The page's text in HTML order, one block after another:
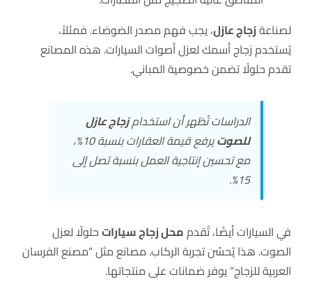
لصناعةزجاج عازل، يجب فهم مصدر الضوضاء. فمثلاً،
يُستخدم زجاج أسمك لعزل أصوات السيارات. هذه المصانع
تقدم حلولًا تضمن خصوصية المباني.
الدراسات تُظهر أن استخدامزجاج عازل
للصوت
يرفع قيمة العقارات بنسبة 10%،
مع تحسين إنتاجية العمل بنسبة تصل إلى
15%.
في السيارات أيضًا، تُقدممحل زجاج سياراتحلولًا لعزل
الصوت. هذا يُحسّن تجربة الركاب. مصانع مثل “مصنع الفرسان
العربية للزجاج” يوفر ضمانات على منتجاتها.